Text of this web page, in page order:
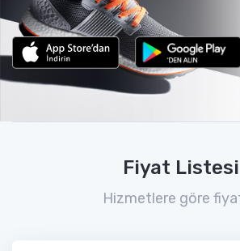
Fiyat Listesi
Hizmetlere göre